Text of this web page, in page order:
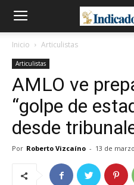
Inicio Articulistas
Articulistas
AMLO ve
“golpe de
desde
Por Roberto Vizcaíno - 13 de